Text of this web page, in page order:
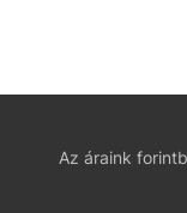
Az áraink